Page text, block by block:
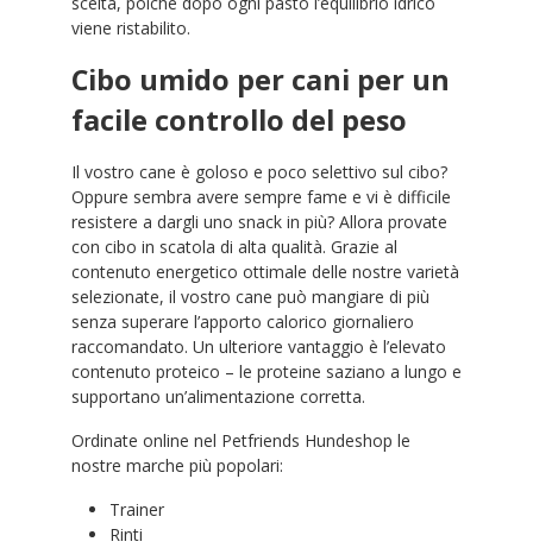
viene ristabilito.
Cibo umido per cani per un
facile controllo del peso
Il vostro cane è goloso e poco selettivo sul cibo?
Oppure sembra avere sempre fame e vi è difficile
resistere a dargli uno snack in più? Allora provate
con cibo in scatola di alta qualità. Grazie al
contenuto energetico ottimale delle nostre varietà
selezionate, il vostro cane può mangiare di più
senza superare l’apporto calorico giornaliero
raccomandato. Un ulteriore vantaggio è l’elevato
contenuto proteico – le proteine saziano a lungo e
supportano un’alimentazione corretta.
Ordinate online nel Petfriends Hundeshop le
nostre marche più popolari:
Trainer
Rinti